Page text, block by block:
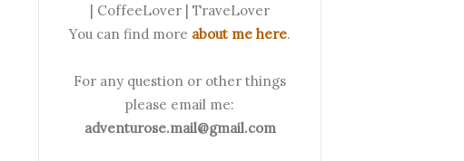
| CoffeeLover | TraveLover
You can find more about me here.
For any question or other things
please email me:
adventurose.mail@gmail.com